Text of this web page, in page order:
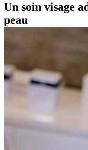
Un soin visage
peau